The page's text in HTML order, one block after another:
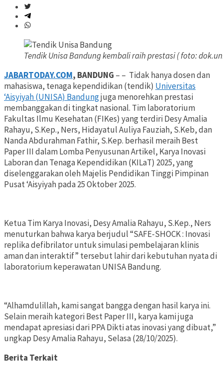
Tendik Unisa Bandung kembali raih prestasi ( foto:
JABARTODAY.COM, BANDUNG – – Tidak hanya dosen dan
mahasiswa, tenaga kependidikan (tendik) Universitas
‘Aisyiyah (UNISA) Bandungjuga menorehkan prestasi
membanggakan di tingkat nasional. Tim laboratorium
Fakultas Ilmu Kesehatan (FIKes) yang terdiri Desy Amalia
Rahayu, S.Kep., Ners, Hidayatul Auliya Fauziah, S.Keb, dan
Nanda Abdurahman Fathir, S.Kep. berhasil meraih Best
Paper III dalam Lomba Penyusunan Artikel, Karya Inovasi
Laboran dan Tenaga Kependidikan (KILaT) 2025, yang
diselenggarakan oleh Majelis Pendidikan Tinggi Pimpinan
Pusat ‘Aisyiyah pada 25 Oktober 2025.
Ketua Tim Karya Inovasi, Desy Amalia Rahayu, S.Kep., Ners
menuturkan bahwa karya berjudul “SAFE-SHOCK : Inovasi
replika defibrilator untuk simulasi pembelajaran klinis
aman dan interaktif” tersebut lahir dari kebutuhan nyata di
laboratorium keperawatan UNISA Bandung.
“Alhamdulillah, kami sangat bangga dengan hasil karya ini.
Selain meraih kategori Best Paper III, karya kami juga
mendapat apresiasi dari PPA Dikti atas inovasi yang dibuat,”
ungkap Desy Amalia Rahayu, Selasa (28/10/2025).
Berita Terkait